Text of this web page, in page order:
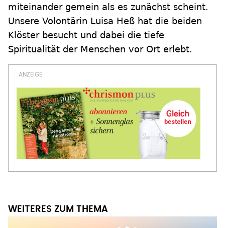
miteinander gemein als es zunächst scheint.
Unsere Volontärin Luisa Heß hat die beiden
Klöster besucht und dabei die tiefe
Spiritualität der Menschen vor Ort erlebt.
WEITERES ZUM THEMA